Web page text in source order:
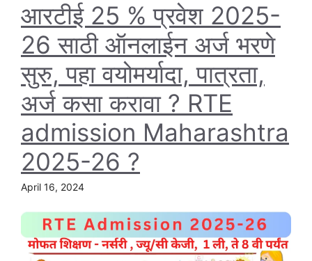
आरटीई 25 % प्रवेश 2025-
26 साठी ऑनलाईन अर्ज भरणे
सुरु, पहा वयोमर्यादा, पात्रता,
अर्ज कसा करावा ? RTE
admission Maharashtra
2025-26 ?
April 16, 2024